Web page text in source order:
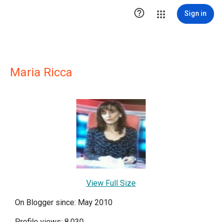
 Sign in
Maria Ricca
View Full Size
On Blogger since: May 2010